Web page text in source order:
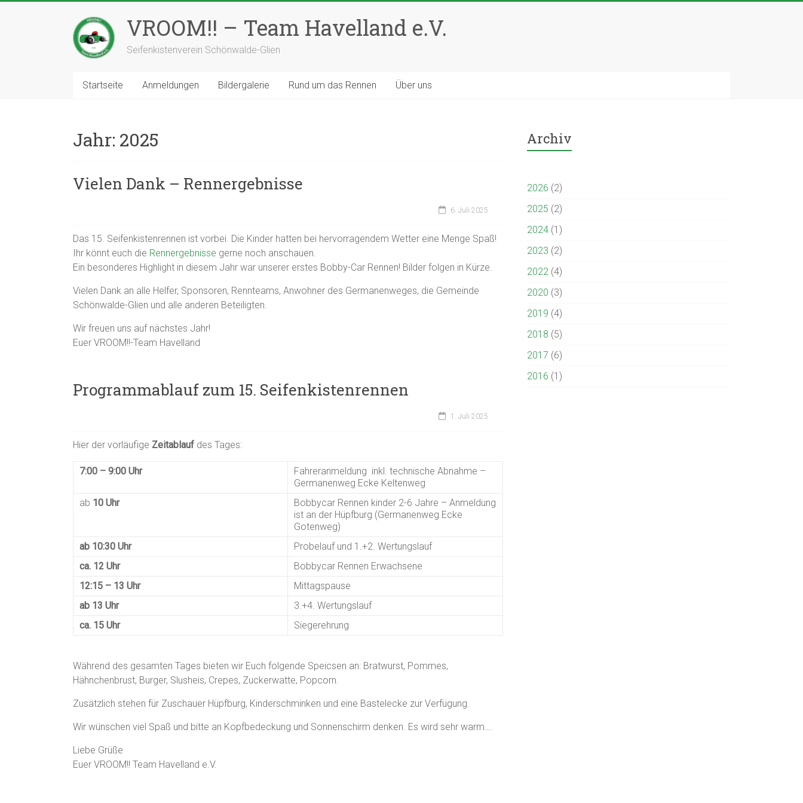
VROOM!! – Team Havelland e.V.
Seifenkistenverein Schönwalde-Glien
Startseite Anmeldungen Bildergalerie Rund um das Rennen Über uns
Jahr: 2025
Vielen Dank – Rennergebnisse
6. Juli 2025
Das 15. Seifenkistenrennen ist vorbei. Die Kinder hatten bei hervorragendem Wetter eine Menge Spaß!
Ihr könnt euch die Rennergebnisse gerne noch anschauen.
Ein besonderes Highlight in diesem Jahr war unserer erstes Bobby-Car Rennen! Bilder folgen in Kürze.
Vielen Dank an alle Helfer, Sponsoren, Rennteams, Anwohner des Germanenweges, die Gemeinde
Schönwalde-Glien und alle anderen Beteiligten.
Wir freuen uns auf nächstes Jahr!
Euer VROOM!!-Team Havelland
Programmablauf zum 15. Seifenkistenrennen
1. Juli 2025
Hier der vorläufige Zeitablauf des Tages:
7:00 – 9:00 Uhr
Fahreranmeldung inkl. technische Abnahme –
Germanenweg Ecke Keltenweg
ab 10 Uhr
Bobbycar Rennen kinder 2-6 Jahre – Anmeldung
ist an der Hüpfburg (Germanenweg Ecke
Gotenweg)
ab 10:30 Uhr
Probelauf und 1.+2. Wertungslauf
ca. 12 Uhr
Bobbycar Rennen Erwachsene
12:15 – 13 Uhr
Mittagspause
ab 13 Uhr
3.+4. Wertungslauf
ca. 15 Uhr
Siegerehrung
Während des gesamten Tages bieten wir Euch folgende Speicsen an: Bratwurst, Pommes,
Hähnchenbrust, Burger, Slusheis, Crepes, Zuckerwatte, Popcorn.
Zusätzlich stehen für Zuschauer Hüpfburg, Kinderschminken und eine Bastelecke zur Verfügung.
Wir wünschen viel Spaß und bitte an Kopfbedeckung und Sonnenschirm denken. Es wird sehr warm….
Liebe Grüße
Euer VROOM!! Team Havelland e.V.
Archiv
2026 (2)
2025 (2)
2024 (1)
2023 (2)
2022 (4)
2020 (3)
2019 (4)
2018 (5)
2017 (6)
2016 (1)